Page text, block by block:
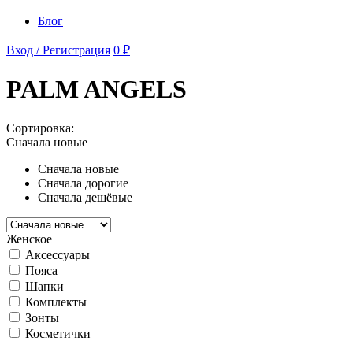
Блог
Вход / Регистрация 0 ₽
PALM ANGELS
Сортировка:
Сначала новые
Сначала новые
Сначала дорогие
Сначала дешёвые
Женское
Аксессуары
Пояса
Шапки
Комплекты
Зонты
Косметички